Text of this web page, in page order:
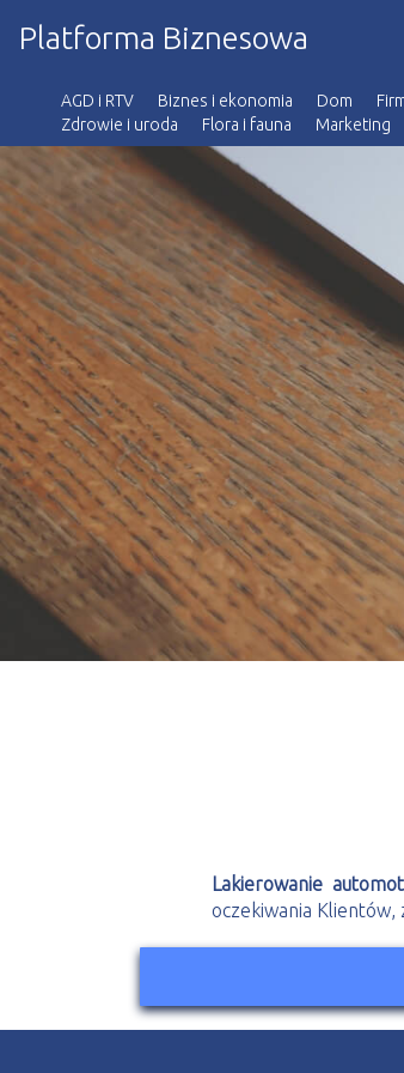
Platforma Biznesowa
AGD i RTV Biznes i ekonomia Dom
Zdrowie i uroda
Flora i fauna Marketing
Lakierowanie
oczekiwania Klientów,